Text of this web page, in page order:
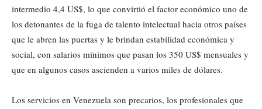
intermedio 4,4 US$, lo que convirtió el factor económico uno de
los detonantes de la fuga de talento intelectual hacia otros países
que le abren las puertas y le brindan estabilidad económica y
social, con salarios mínimos que pasan los 350 US$ mensuales y
que en algunos casos ascienden a varios miles de dólares.
Los servicios en Venezuela son precarios, los profesionales que